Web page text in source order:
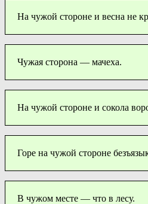
На чужой стороне и весна не
Чужая сторона — мачеха.
На чужой стороне и сокола
Горе на чужой стороне
В чужом месте — что в лесу.